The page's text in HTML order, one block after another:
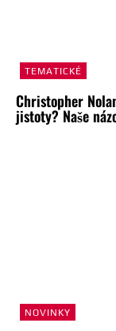
TEMATICKÉ
Christopher
jistoty? Naše
NOVINKY